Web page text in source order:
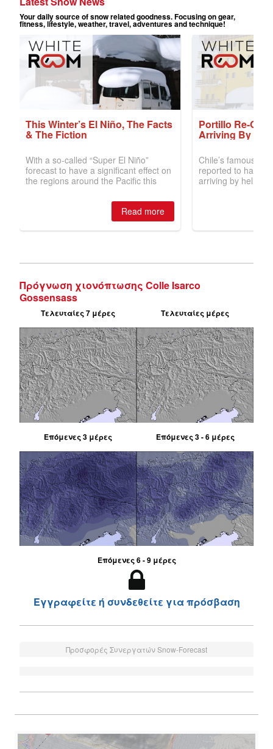
Πρόγνωση χιονόπτωσης Colle Isarco
Gossensass
Τελευταίες 7 μέρες Τελευταίες μέρες
Επόμενες 3 μέρες Επόμενες 3 - 6 μέρες
Επόμενες 6 - 9 μέρες
Εγγραφείτε ή συνδεθείτε για πρόσβαση
Προσφορές Συνεργατών Snow-Forecast